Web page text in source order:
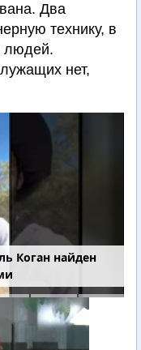
Два
технику, в
людей.
нет,
Коган найден